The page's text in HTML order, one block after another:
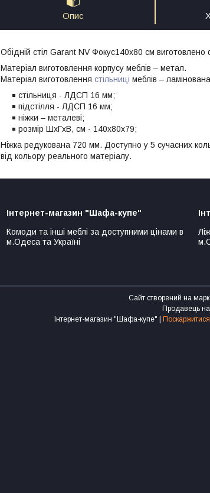
Опис
Обідній стіл Garant NV Фокус140x80 см
Матеріал виготовлення корпусу меблів – метал.
Матеріал виготовлення стільниці меблів –
стільниця - ЛДСП 16 мм;
підстілля - ЛДСП 16 мм;
ніжки – металеві;
розмір ШxГxВ, см - 140x80x79;
Ніжка редукована 720 мм. Доступно у 5 сучасних
від кольору реального матеріалу.
Інтернет-магазин "Шафа-купе"
Комоди та інші меблі за доступними цінами в
м.Одеса та Україні
Сайт створений на
Продавець
Інтернет-магазин "Шафа-купе" |